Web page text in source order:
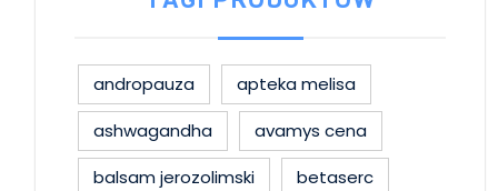
andropauza
apteka melisa
ashwagandha
avamys cena
balsam jerozolimski
betaserc